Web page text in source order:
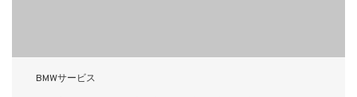
BMWサービス